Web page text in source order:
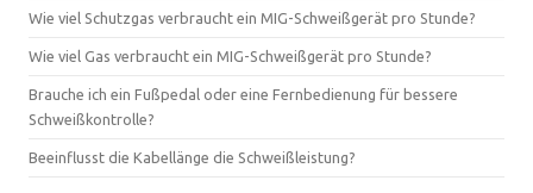
Wie viel Schutzgas verbraucht ein MIG-Schweißgerät pro Stunde?
Wie viel Gas verbraucht ein MIG-Schweißgerät pro Stunde?
Brauche ich ein Fußpedal oder eine Fernbedienung für bessere
Schweißkontrolle?
Beeinflusst die Kabellänge die Schweißleistung?